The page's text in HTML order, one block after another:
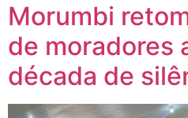
Morumbi
de moradores
década de